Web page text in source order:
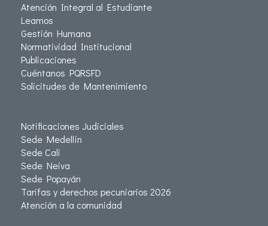
Atención Integral al Estudiante
Leamos
Gestión Humana
Normatividad Institucional
Publicaciones
Cuéntanos PQRSFD
Solicitudes de Mantenimiento
Notificaciones Judiciales
Sede Medellín
Sede Cali
Sede Neiva
Sede Popayán
Tarifas y derechos pecuniarios 2026
Atención a la comunidad